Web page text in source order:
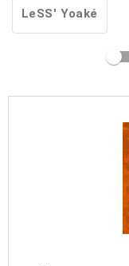
LeSS' Yoaké